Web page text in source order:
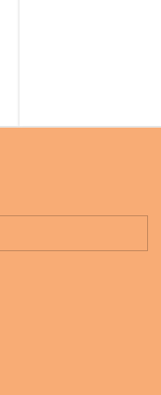
Gesundheit, Gelassenheit